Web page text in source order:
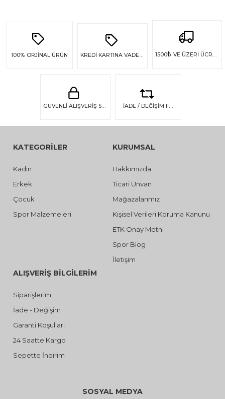
100% ORJİNAL ÜRÜN 1500₺ VE ÜZERİ ÜCRETSİZ KARGO
GÜVENLİ ALIŞVERİŞ SSL GÜVENLİĞİ İADE / DEĞİŞİM FIRSATI
KATEGORİLER
Kadın
Erkek
Çocuk
Spor Malzemeleri
KURUMSAL
Hakkımızda
Ticari Ünvan
Mağazalarımız
Kişisel Verileri Koruma Kanunu
ETK Onay Metni
Spor Blog
İletişim
ALIŞVERİŞ BİLGİLERİM
Siparişlerim
İade - Değişim
Garanti Koşulları
24 Saatte Kargo
Sepette İndirim
SOSYAL MEDYA